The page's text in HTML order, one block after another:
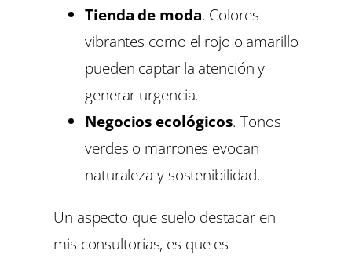
Tienda de moda. Colores
vibrantes como el rojo o amarillo
pueden captar la atención y
generar urgencia.
Negocios ecológicos. Tonos
verdes o marrones evocan
naturaleza y sostenibilidad.
Un aspecto que suelo destacar en
mis consultorías, es que es